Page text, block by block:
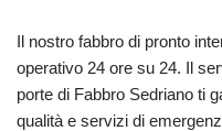
Il nostro fabbro di pronto
operativo 24 ore su 24. Il
porte di Fabbro Sedriano ti
qualità e servizi di